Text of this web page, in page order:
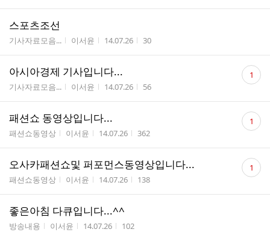
스포츠조선
게시판명
기사자료모음... 작성자
이서윤 작성시간
14.07.26 조회수
30
아시아경제 기사입니다...
게시판명
기사자료모음... 작성자
이서윤 작성시간
14.07.26 조회수
56
댓
글 1
패션쇼 동영상입니다...
게시판명
패션쇼동영상 작성자
이서윤 작성시간
14.07.26 조회수
362
댓
글 1
오사카패션쇼및 퍼포먼스동영상입니다...
게시판명
패션쇼동영상 작성자
이서윤 작성시간
14.07.26 조회수
138
댓
글 1
좋은아침 다큐입니다...^^
게시판명
방송내용 작성자
이서윤 작성시간
14.07.26 조회수
102